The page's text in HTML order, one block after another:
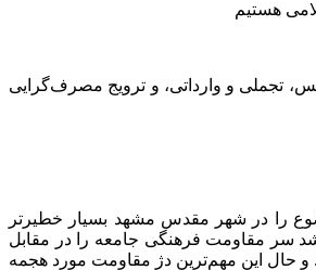
هستیم
تجملی و وارداتی، و ترویج مصرف‌گرایی
را در شهر مقدس مشهد بسیار خطیرتر
سر مقاومت فرهنگی جامعه را در مقابل
حال این مهم‌ترین دژ مقاومت مورد هجمه